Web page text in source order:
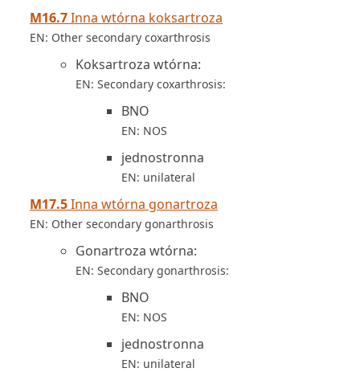
M16.7Inna wtórna koksartroza
EN: Other secondary coxarthrosis
Koksartroza wtórna:
EN: Secondary coxarthrosis:
BNO
EN: NOS
jednostronna
EN: unilateral
M17.5Inna wtórna gonartroza
EN: Other secondary gonarthrosis
Gonartroza wtórna:
EN: Secondary gonarthrosis:
BNO
EN: NOS
jednostronna
EN: unilateral